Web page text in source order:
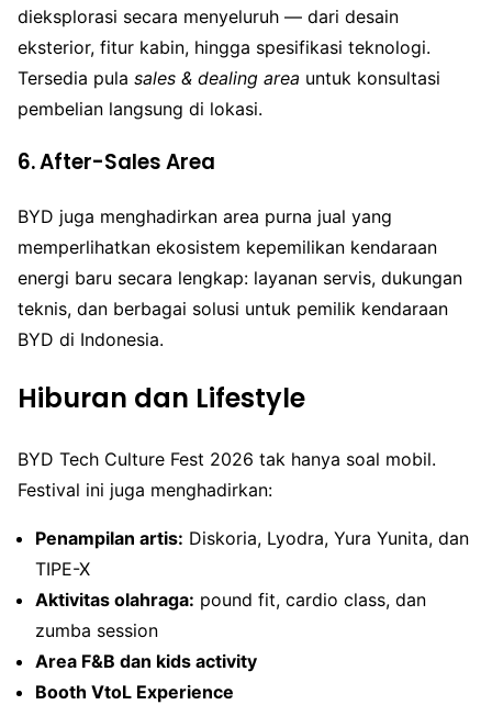
dieksplorasi secara menyeluruh — dari desain
eksterior, fitur kabin, hingga spesifikasi teknologi.
Tersedia pula sales & dealing area untuk konsultasi
pembelian langsung di lokasi.
6. After-Sales Area
BYD juga menghadirkan area purna jual yang
memperlihatkan ekosistem kepemilikan kendaraan
energi baru secara lengkap: layanan servis, dukungan
teknis, dan berbagai solusi untuk pemilik kendaraan
BYD di Indonesia.
Hiburan dan Lifestyle
BYD Tech Culture Fest 2026 tak hanya soal mobil.
Festival ini juga menghadirkan:
Penampilan artis: Diskoria, Lyodra, Yura Yunita, dan
TIPE-X
Aktivitas olahraga: pound fit, cardio class, dan
zumba session
Area F&B dan kids activity
Booth VtoL Experience